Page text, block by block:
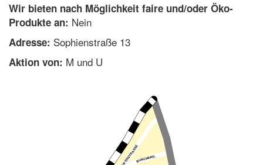
Wir bieten nach Möglichkeit faire und/oder Öko-
Produkte an: Nein
Adresse: Sophienstraße 13
Aktion von: M und U